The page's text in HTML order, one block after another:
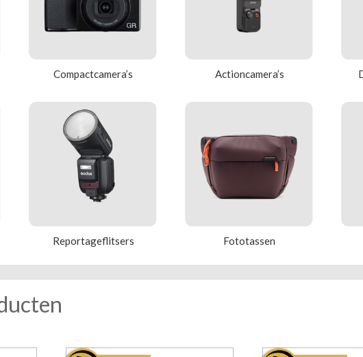
Compactcamera’s
Reportageflitsers
Actioncamera’s
Fototassen